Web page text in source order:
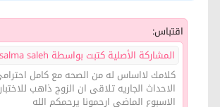
اقتباس:
المشاركة الأصلية كتبت بواسطة salma saleh
كلامك لااساس له من الصحه مع كامل
الاحداث الجاريه تلاقى ان الزوج ذاهب
الاسبوع الماضى ارحمونا يرحمكم الله